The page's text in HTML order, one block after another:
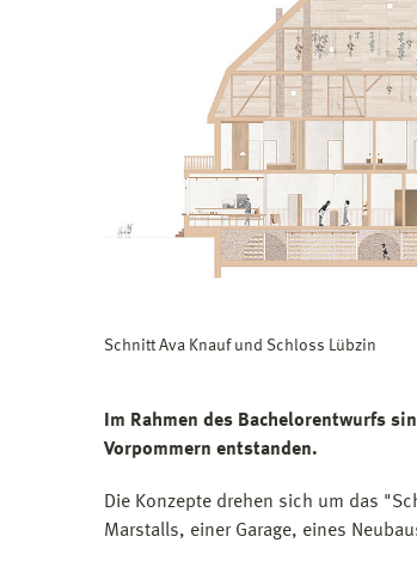
Schnitt Ava Knauf und Schloss Lübzin
Im Rahmen des Bachelorentwurfs
Vorpommern entstanden.
Die Konzepte drehen sich um das
Marstalls, einer Garage, eines